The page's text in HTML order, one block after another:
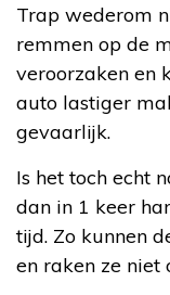
Trap wederom
remmen op de
veroorzaken en
auto lastiger
gevaarlijk.
Is het toch echt
dan in 1 keer
tijd. Zo kunnen
en raken ze niet